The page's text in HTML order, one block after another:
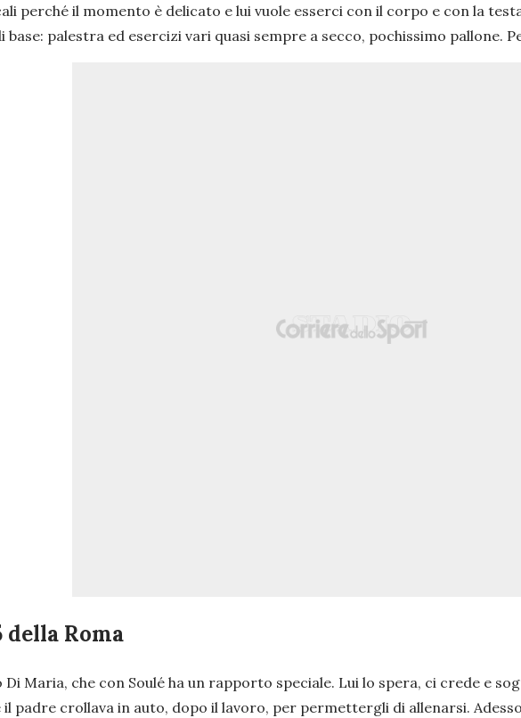
perché il momento è delicato e lui vuole esserci con il corpo e con la
palestra ed esercizi vari quasi sempre a secco, pochissimo pallone.
della Roma
Di Maria, che con Soulé ha un rapporto speciale. Lui lo spera, ci crede e
il padre crollava in auto, dopo il lavoro, per permettergli di allenarsi.